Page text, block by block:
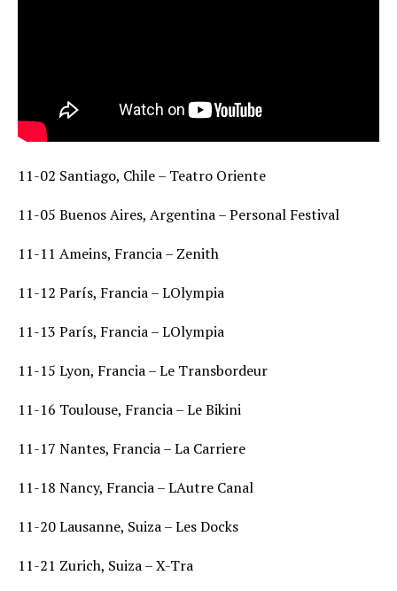
11-02 Santiago, Chile – Teatro Oriente
11-05 Buenos Aires, Argentina – Personal Festival
11-11 Ameins, Francia – Zenith
11-12 París, Francia – LOlympia
11-13 París, Francia – LOlympia
11-15 Lyon, Francia – Le Transbordeur
11-16 Toulouse, Francia – Le Bikini
11-17 Nantes, Francia – La Carriere
11-18 Nancy, Francia – LAutre Canal
11-20 Lausanne, Suiza – Les Docks
11-21 Zurich, Suiza – X-Tra